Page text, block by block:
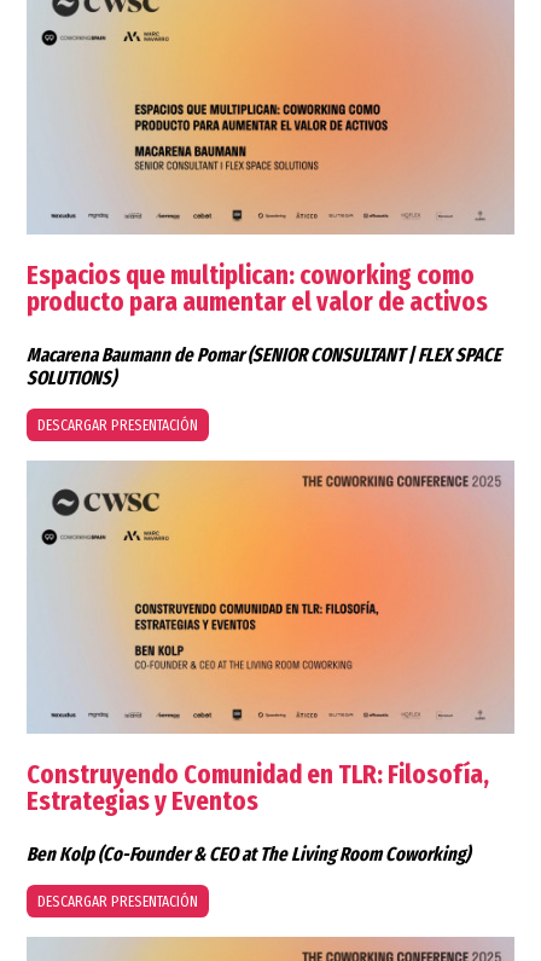
Espacios que multiplican: coworking como
producto para aumentar el valor de activos
Macarena Baumann de Pomar(SENIOR CONSULTANT | FLEX SPACE
SOLUTIONS)
DESCARGAR PRESENTACIÓN
Construyendo Comunidad en TLR: Filosofía,
Estrategias y Eventos
Ben Kolp(Co-Founder & CEO at The Living Room Coworking)
DESCARGAR PRESENTACIÓN